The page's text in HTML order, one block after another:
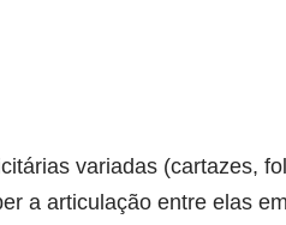
variadas (cartazes,
a articulação entre elas